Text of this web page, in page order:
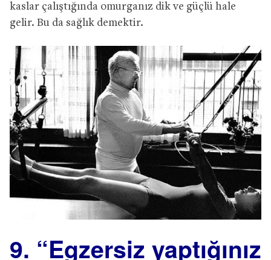
kaslar çalıştığında omurganız dik ve güçlü hale
gelir. Bu da sağlık demektir.
9. “Egzersiz yaptığınız